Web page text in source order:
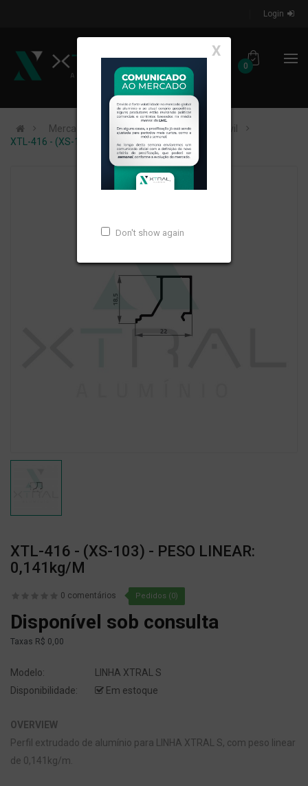
Login
0
X
Don't show again
Mercados de Atuação
Construção Civil
XTL-416 - (XS-103) - PESO LINEAR: 0,141kg/m
XTL-416 - (XS-103) - PESO LINEAR:
0,141kg/m
0 comentários Pedidos (0)
Disponível sob consulta
Taxas R$ 0,00
Modelo:
LINHA XTRAL S
Disponibilidade:
Em estoque
OVERVIEW
Perfil extrudado de alumínio para LINHA XTRAL S, com peso linear
de 0,141kg/m.